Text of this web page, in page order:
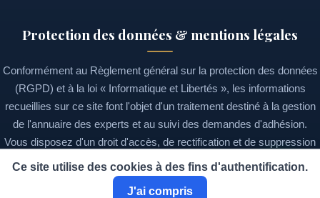
Protection des données & mentions légales
Conformément au Règlement général sur la protection des données
(RGPD) et à la loi « Informatique et Libertés », les informations
recueillies sur ce site font l'objet d'un traitement destiné à la gestion
de l'annuaire des experts et au suivi des demandes d'adhésion.
Vous disposez d'un droit d'accès, de rectification et de suppression
de vos données, que vous pouvez exercer à tout moment en
écrivant àcontact@ciecaaly.fr
Ce site utilise des cookies à des fins d'authentification.
J'ai compris